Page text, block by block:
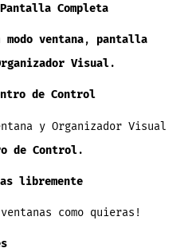
Completa
modo ventana, pantalla
Visual.
de Control
y Organizador Visual
de Control.
libremente
como quieras!